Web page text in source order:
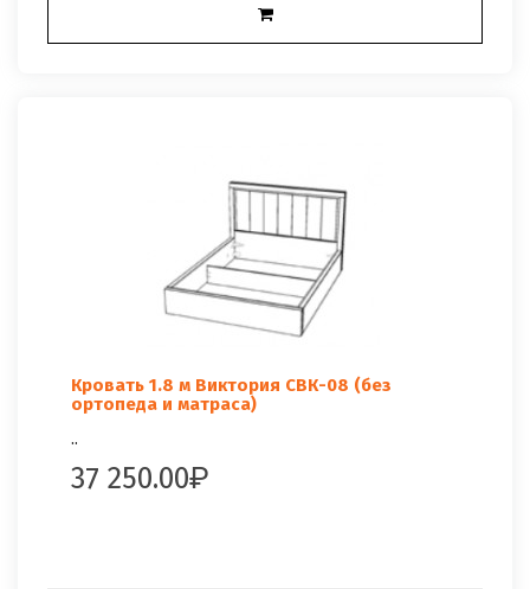
Кровать 1.8 м Виктория СВК-08 (без
ортопеда и матраса)
..
37 250.00